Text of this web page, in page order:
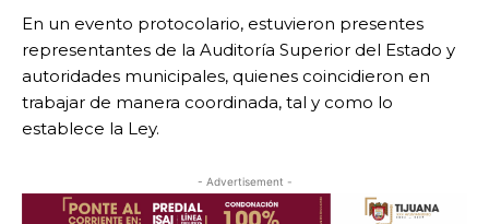
En un evento protocolario, estuvieron presentes
representantes de la Auditoría Superior del Estado y
autoridades municipales, quienes coincidieron en
trabajar de manera coordinada, tal y como lo
establece la Ley.
- Advertisement -